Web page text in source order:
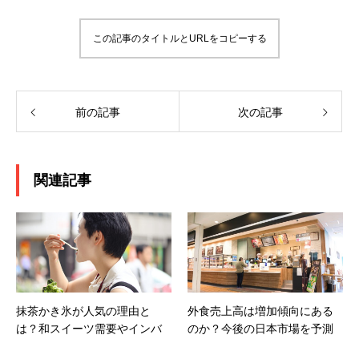
この記事のタイトルとURLをコピーする
前の記事 次の記事
関連記事
抹茶かき氷が人気の理由と
は？和スイーツ需要やインバ
外食売上高は増加傾向にある
のか？今後の日本市場を予測